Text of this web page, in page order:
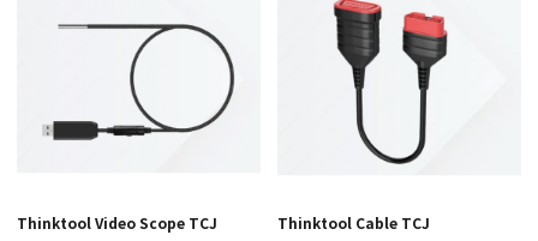
Thinktool Video Scope TCJ Thinktool Cable TCJ